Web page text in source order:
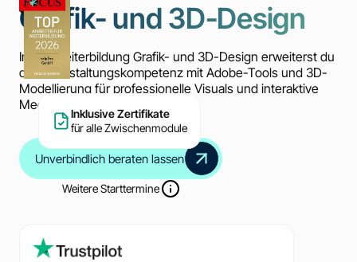
Inklusive Zertifikate
für alle Zwischenmodule
Grafik- und 3D-Design
In der Weiterbildung Grafik- und 3D-Design erweiterst du
deine Gestaltungskompetenz mit Adobe-Tools und 3D-
Modellierung für professionelle Visuals und interaktive
Medien.
Unverbindlich beraten lassen
Weitere Starttermine